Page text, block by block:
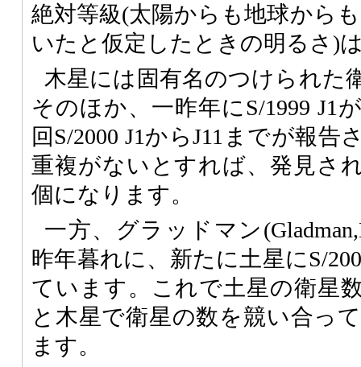
絶対等級(太陽からも地球から
いたと仮定したときの明るさ)
木星には固有名のつけられた
そのほか、一昨年にS/1999 J1
回S/2000 J1からJ11までが報
重複がないとすれば、発見さ
個になります。
一方、グラッドマン
昨年暮れに、新たに土星にS/
ています。これで土星の衛星
と木星で衛星の数を競い合っ
ます。